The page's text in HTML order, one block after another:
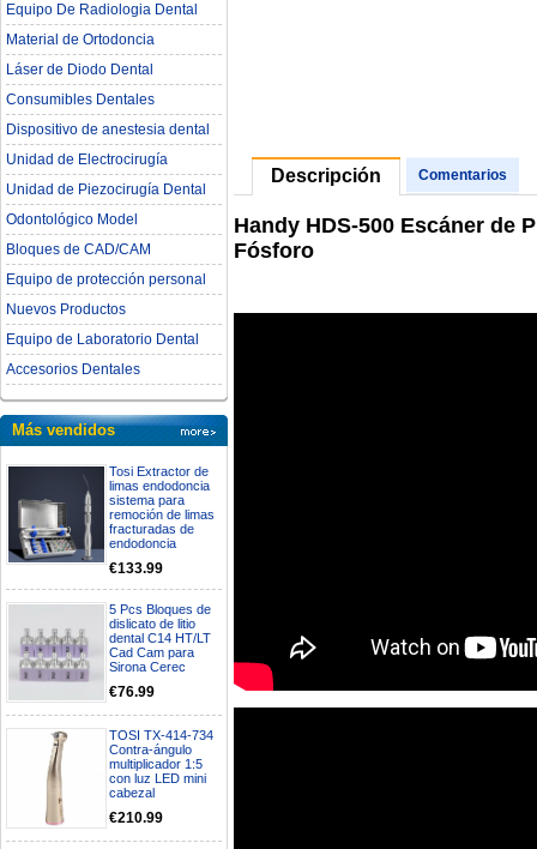
Equipo De Radiologia Dental‎
Material de Ortodoncia
Láser de Diodo Dental
Consumibles Dentales
Dispositivo de anestesia dental
Unidad de Electrocirugía
Unidad de Piezocirugía Dental
Odontológico Model
Bloques de CAD/CAM
Equipo de protección personal
Nuevos Productos
Equipo de Laboratorio Dental
Accesorios Dentales
Más vendidos
Tosi Extractor de
limas endodoncia
sistema para
remoción de limas
fracturadas de
endodoncia
€133.99
5 Pcs Bloques de
dislicato de litio
dental C14 HT/LT
Cad Cam para
Sirona Cerec
€76.99
TOSI TX-414-734
Contra-ángulo
multiplicador 1:5
con luz LED mini
cabezal
€210.99
Descripción Comentarios
Handy HDS-500 Escáner de
Fósforo